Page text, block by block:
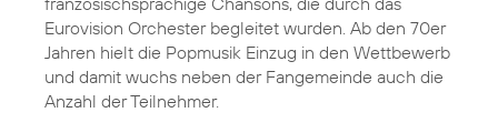
Eurovision Orchester begleitet wurden. Ab den 70er
Jahren hielt die Popmusik Einzug in den Wettbewerb
und damit wuchs neben der Fangemeinde auch die
Anzahl der Teilnehmer.